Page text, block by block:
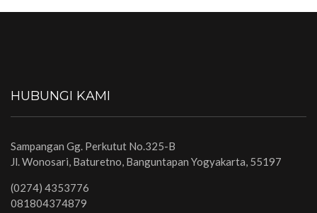
HUBUNGI KAMI
Sampangan Gg. Perkutut No.325-B
Jl. Wonosari, Baturetno, Banguntapan Yogyakarta, 55197
(0274) 4353776
081804374879